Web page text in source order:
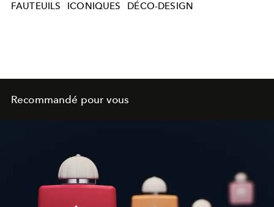
FAUTEUILS ICONIQUES DÉCO-DESIGN
Recommandé pour vous